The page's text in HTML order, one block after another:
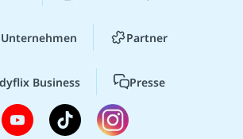
Partner
Business Presse